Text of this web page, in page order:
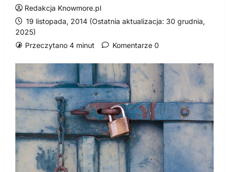
Redakcja Knowmore.pl
19 listopada, 2014 (Ostatnia aktualizacja: 30 grudnia,
2025)
Przeczytano 4 minut
Komentarze 0